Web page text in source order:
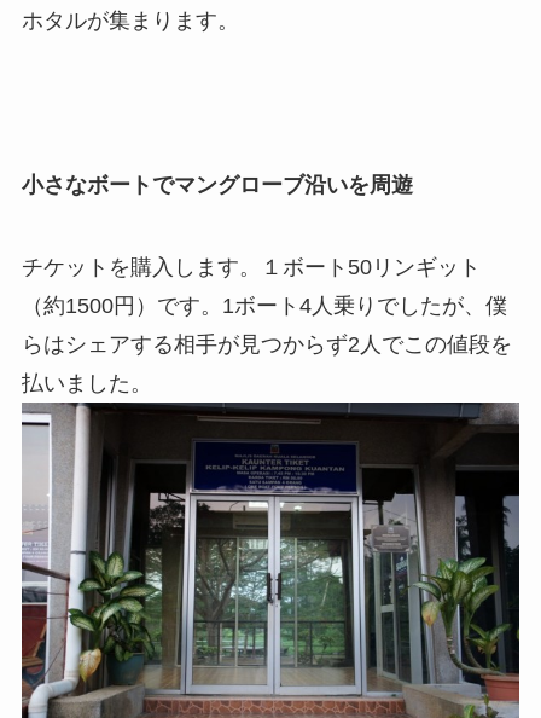
ホタルが集まります。
小さなボートでマングローブ沿いを周遊
チケットを購入します。１ボート50リンギット
（約1500円）です。1ボート4人乗りでしたが、僕
らはシェアする相手が見つからず2人でこの値段を
払いました。